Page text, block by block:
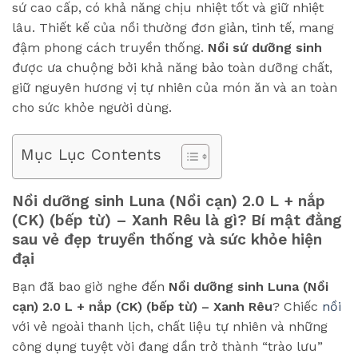
sứ cao cấp, có khả năng chịu nhiệt tốt và giữ nhiệt
lâu. Thiết kế của nồi thường đơn giản, tinh tế, mang
đậm phong cách truyền thống. Nồi sứ dưỡng sinh
được ưa chuộng bởi khả năng bảo toàn dưỡng chất,
giữ nguyên hương vị tự nhiên của món ăn và an toàn
cho sức khỏe người dùng.
Mục Lục Contents
Nồi dưỡng sinh Luna (Nồi cạn) 2.0 L + nắp
(CK) (bếp từ) – Xanh Rêu là gì? Bí mật đằng
sau vẻ đẹp truyền thống và sức khỏe hiện
đại
Bạn đã bao giờ nghe đến Nồi dưỡng sinh Luna (Nồi
cạn) 2.0 L + nắp (CK) (bếp từ) – Xanh Rêu? Chiếc nồi
với vẻ ngoài thanh lịch, chất liệu tự nhiên và những
công dụng tuyệt vời đang dần trở thành “trào lưu”